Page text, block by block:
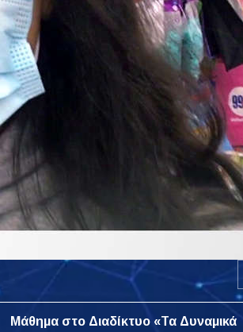
Μάθημα στο Διαδίκτυο «Τα Δυναμικά